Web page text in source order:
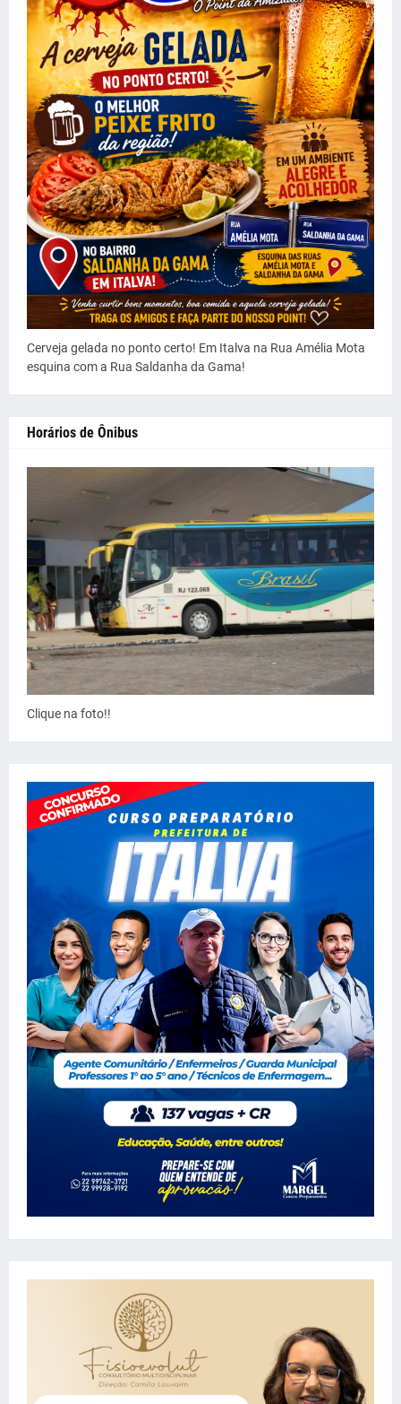
Cerveja gelada no ponto certo! Em Italva na Rua Amélia Mota
esquina com a Rua Saldanha da Gama!
Horários de Ônibus
Clique na foto!!